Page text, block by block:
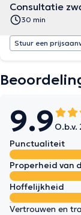
Consultatie
30 min
Stuur een
9.9
Punctualiteit
Properheid van
Hoffelijkheid
Vertrouwen en